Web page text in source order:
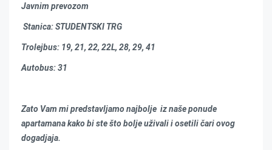
Javnim prevozom
Stanica: STUDENTSKI TRG
Trolejbus: 19, 21, 22, 22L, 28, 29, 41
Autobus: 31
Zato Vam mi predstavljamo najbolje iz naše ponude
apartamana kako bi ste što bolje uživali i osetili čari ovog
dogadjaja.